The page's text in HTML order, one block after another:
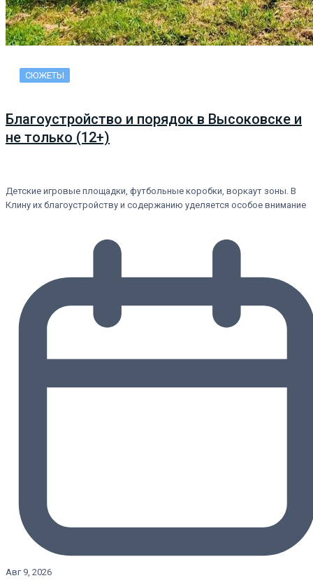
СЮЖЕТЫ
Благоустройство и порядок в Высоковске и
не только (12+)
Детские игровые площадки, футбольные коробки, воркаут зоны. В
Клину их благоустройству и содержанию уделяется особое внимание
Авг 9, 2026